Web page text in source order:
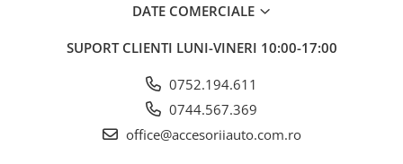
Invertor Auto
Roboti Pornire Auto
DATE COMERCIALE
SUPORT CLIENTI LUNI-VINERI 10:00-17:00
0752.194.611
0744.567.369
office@accesoriiauto.com.ro